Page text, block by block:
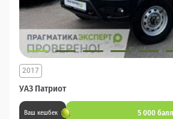
УАЗ Патриот
2017
Ваш кешбек 5 000